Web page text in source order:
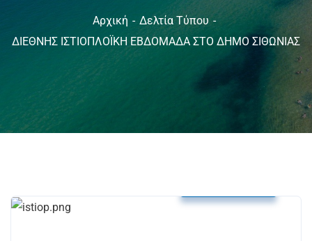
Αρχική
Δελτία Τύπου
ΔΙΕΘΝΗΣ ΙΣΤΙΟΠΛΟΪΚΗ ΕΒΔΟΜΑΔΑ ΣΤΟ ΔΗΜΟ ΣΙΘΩΝΙΑΣ